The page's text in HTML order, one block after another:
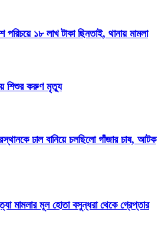
পরিচয়ে ১৮ লাখ টাকা ছিনতাই, থানায় মামলা
শিশুর করুণ মৃত্যু
ঢাল বানিয়ে চলছিলো গাঁজার চাষ, আটক
মামলার মূল হোতা বসুন্ধরা থেকে গ্রেপ্তার